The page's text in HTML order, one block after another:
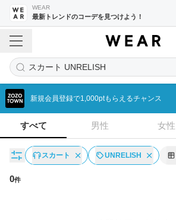
WEAR
最新トレンドのコーデを見つけよう！
スカート UNRELISH
新規会員登録で1,000ptもらえるチャンス
すべて 男性 女性
スカート UNRELISH
0件